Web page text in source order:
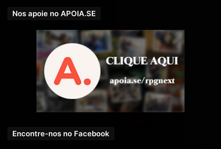
Nos apoie no APOIA.SE
Encontre-nos no Facebook